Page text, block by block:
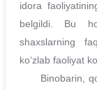
idora
belgildi. Bu
shaxslarning
koʻzlab faoliyat
Binobarin,